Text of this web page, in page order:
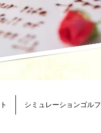
シミュレーションゴルフ